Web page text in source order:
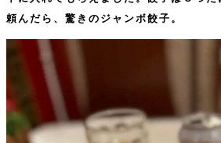
頼んだら、驚きのジャンボ餃子。